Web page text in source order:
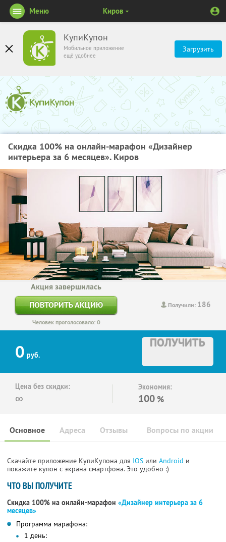
КупиКупон
Мобильное приложение
ещё удобнее
Загрузить
Меню Киров
Скидка 100% на онлайн-марафон «Дизайнер
интерьера за 6 месяцев». Киров
Получили: 186
Акция завершилась
ПОВТОРИТЬ АКЦИЮ
Человек проголосовало: 0
0 руб.
ПОЛУЧИТЬ
Цена без скидки:
∞
Экономия:
100 %
Основное Отзывы Вопросы по акции
Адреса
Скачайте приложение КупиКупона для IOS или Android и
покажите купон с экрана смартфона. Это удобно :)
ЧТО ВЫ ПОЛУЧИТЕ
Скидка 100% на онлайн-марафон «Дизайнер интерьера за 6
месяцев»
Программа марафона:
1 день: